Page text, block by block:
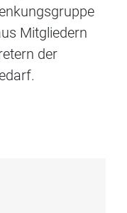
Mitgliedern
der